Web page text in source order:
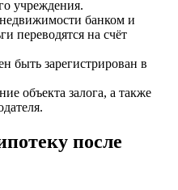
учреждения.
банком и
переводятся на счёт
быть зарегистрирован в
объекта залога, а также
после